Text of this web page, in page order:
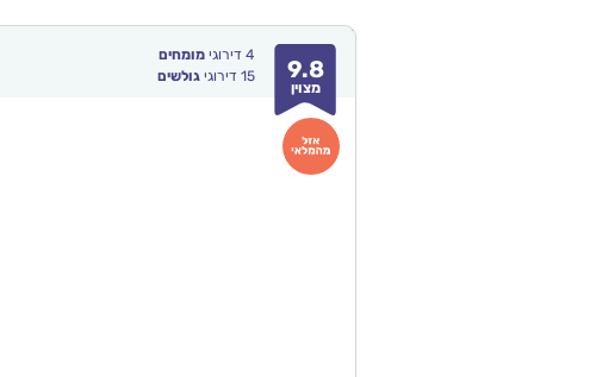
9.8
מצוין
4 דירוגימומחים
15 דירוגיגולשים